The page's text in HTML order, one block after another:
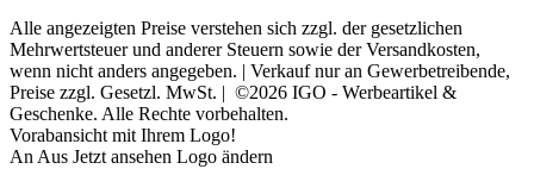
Alle angezeigten Preise verstehen sich zzgl. der gesetzlichen
Mehrwertsteuer und anderer Steuern sowie der Versandkosten,
wenn nicht anders angegeben. | Verkauf nur an Gewerbetreibende,
Preise zzgl. Gesetzl. MwSt. | ©2026 IGO - Werbeartikel &
Geschenke. Alle Rechte vorbehalten.
Vorabansicht mit Ihrem Logo!
An Aus Jetzt ansehen Logo ändern